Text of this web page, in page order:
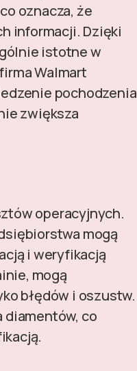
oznacza, że
informacji. Dzięki
istotne w
Walmart
pochodzenia
zwiększa
operacyjnych.
mogą
i weryfikacją
mogą
błędów i oszustw.
diamentów, co